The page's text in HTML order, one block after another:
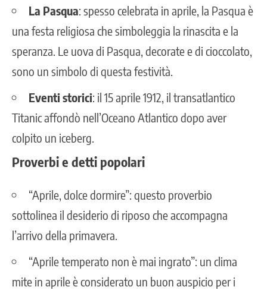
La Pasqua: spesso celebrata in aprile, la Pasqua è
una festa religiosa che simboleggia la rinascita e la
speranza. Le uova di Pasqua, decorate e di cioccolato,
sono un simbolo di questa festività.
Eventi storici: il 15 aprile 1912, il transatlantico
Titanic affondò nell’Oceano Atlantico dopo aver
colpito un iceberg.
Proverbi e detti popolari
“Aprile, dolce dormire”: questo proverbio
sottolinea il desiderio di riposo che accompagna
l’arrivo della primavera.
“Aprile temperato non è mai ingrato”: un clima
mite in aprile è considerato un buon auspicio per i